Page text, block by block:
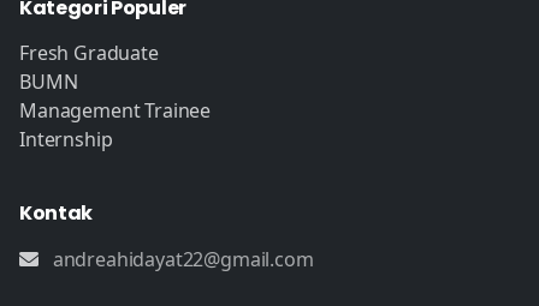
Kategori Populer
Fresh Graduate
BUMN
Management Trainee
Internship
Kontak
andreahidayat22@gmail.com